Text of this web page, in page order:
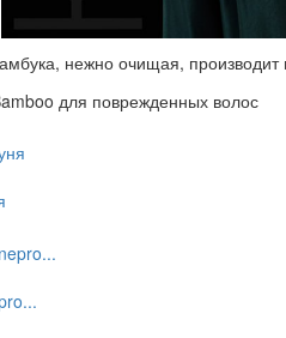
нежно очищая,